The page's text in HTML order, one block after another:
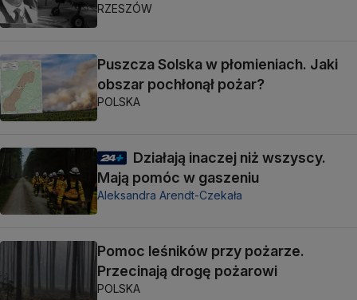
RZESZÓW
Puszcza Solska w płomieniach. Jaki
obszar pochłonął pożar?
POLSKA
Działają inaczej niż wszyscy.
Mają pomóc w gaszeniu
Aleksandra Arendt-Czekała
Pomoc leśników przy pożarze.
Przecinają drogę pożarowi
POLSKA